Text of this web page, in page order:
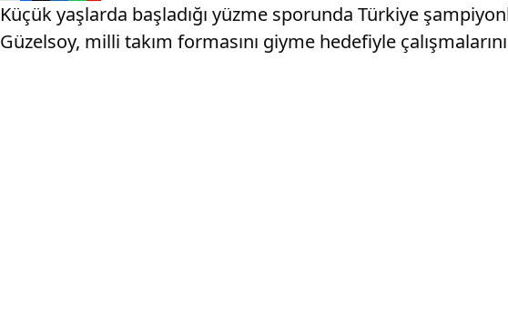
Küçük yaşlarda başladığı yüzme sporunda Türkiye
Güzelsoy, milli takım formasını giyme hedefiyle